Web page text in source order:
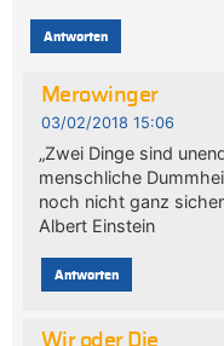
Antworten
Merowinger
03/02/2018 15:06
„Zwei Dinge sind
menschliche
noch nicht ganz
Albert Einstein
Antworten